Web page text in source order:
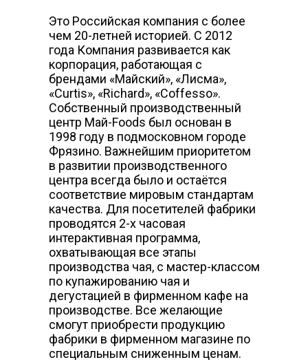
Это Российская компания с более
чем 20-летней историей. С 2012
года Компания развивается как
корпорация, работающая с
брендами «Майский», «Лисма»,
«Curtis», «Richard», «Coffesso».
Собственный производственный
центр Май-Foods был основан в
1998 году в подмосковном городе
Фрязино. Важнейшим приоритетом
в развитии производственного
центра всегда было и остаётся
соответствие мировым стандартам
качества. Для посетителей фабрики
проводятся 2-х часовая
интерактивная программа,
охватывающая все этапы
производства чая, с мастер-классом
по купажированию чая и
дегустацией в фирменном кафе на
производстве. Все желающие
смогут приобрести продукцию
фабрики в фирменном магазине по
специальным сниженным ценам.